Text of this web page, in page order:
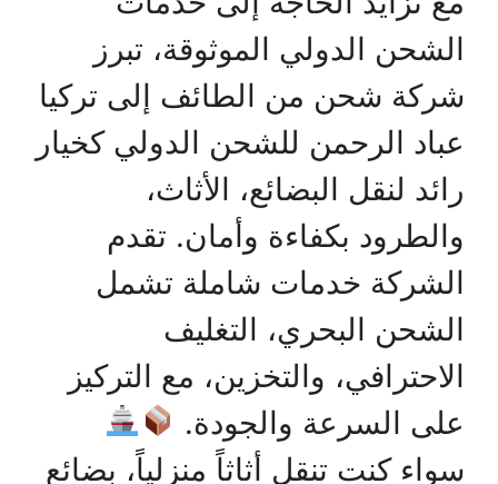
الشحن الدولي الموثوقة، تبرز
شركة شحن من الطائف إلى تركيا
عباد الرحمن للشحن الدولي كخيار
رائد لنقل البضائع، الأثاث،
والطرود بكفاءة وأمان. تقدم
الشركة خدمات شاملة تشمل
الشحن البحري، التغليف
الاحترافي، والتخزين، مع التركيز
على السرعة والجودة.
سواء كنت تنقل أثاثاً منزلياً، بضائع